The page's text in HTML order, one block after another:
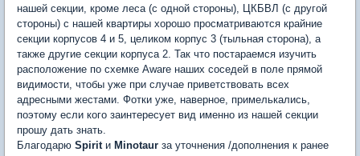
нашей секции, кроме леса (с одной стороны), ЦКБВЛ (с другой
стороны) с нашей квартиры хорошо просматриваются крайние
секции корпусов 4 и 5, целиком корпус 3 (тыльная сторона), а
также другие секции корпуса 2. Так что постараемся изучить
расположение по схемке Aware наших соседей в поле прямой
видимости, чтобы уже при случае приветствовать всех
адресными жестами. Фотки уже, наверное, примелькались,
поэтому если кого заинтересует вид именно из нашей секции
прошу дать знать.
Благодарю Spirit и Minotaur за уточнения /дополнения к ранее